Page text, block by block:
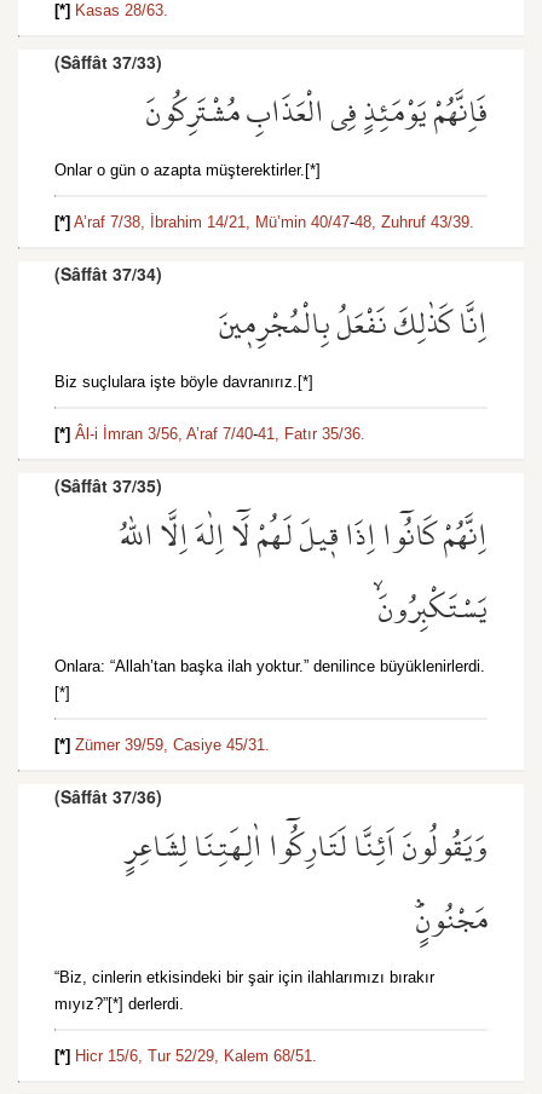
[*] Kasas 28/63.
(Sâffât 37/33)
فَاِنَّهُمْ يَوْمَئِذٍ فِي الْعَذَابِ مُشْتَرِكُونَ
Onlar o gün o azapta müşterektirler.[*]
[*] A’raf 7/38, İbrahim 14/21, Mü’min 40/47-48, Zuhruf 43/39.
(Sâffât 37/34)
اِنَّا كَذٰلِكَ نَفْعَلُ بِالْمُجْرِم۪ينَ
Biz suçlulara işte böyle davranırız.[*]
[*] Âl-i İmran 3/56, A’raf 7/40-41, Fatır 35/36.
(Sâffât 37/35)
اِنَّهُمْ كَانُٓوا اِذَا ق۪يلَ لَهُمْ لَٓا اِلٰهَ اِلَّا اللّٰهُ
يَسْتَكْبِرُونَۙ
Onlara: “Allah’tan başka ilah yoktur.” denilince büyüklenirlerdi.
[*]
[*] Zümer 39/59, Casiye 45/31.
(Sâffât 37/36)
وَيَقُولُونَ اَئِنَّا لَتَارِكُٓوا اٰلِهَتِنَا لِشَاعِرٍ
مَجْنُونٍۜ
“Biz, cinlerin etkisindeki bir şair için ilahlarımızı bırakır
mıyız?”[*] derlerdi.
[*] Hicr 15/6, Tur 52/29, Kalem 68/51.